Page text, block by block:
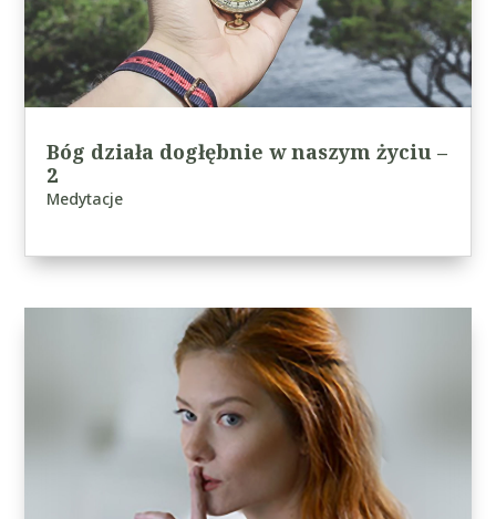
Bóg działa dogłębnie w naszym życiu –
2
Medytacje